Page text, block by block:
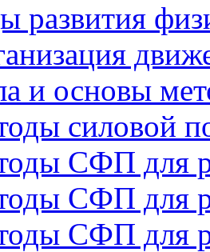
развития
и основы
силовой
СФП для
СФП для
СФП для